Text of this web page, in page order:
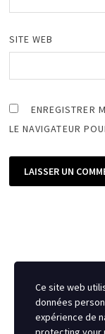
SITE WEB
ENREGISTRER
LE NAVIGATEUR
Ce site web
données
expérience de